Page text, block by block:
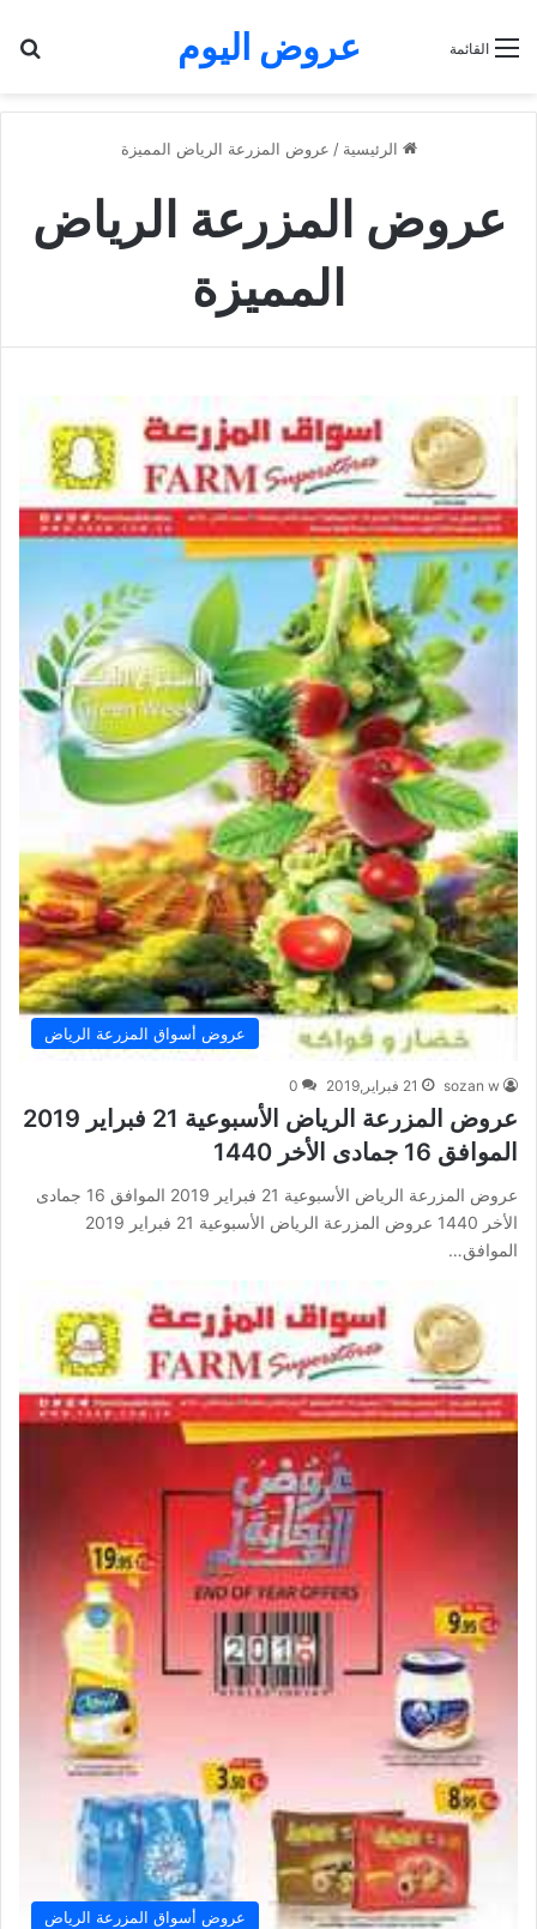
عروض اليوم القائمة
الرئيسية / عروض المزرعة الرياض المميزة
عروض المزرعة الرياض
المميزة
عروض أسواق المزرعة الرياض
sozan w 21 فبراير,2019 0
عروض المزرعة الرياض الأسبوعية 21 فبراير 2019
الموافق 16 جمادى الأخر 1440
عروض المزرعة الرياض الأسبوعية 21 فبراير 2019 الموافق 16 جمادى
الأخر 1440 عروض المزرعة الرياض الأسبوعية 21 فبراير 2019
الموافق…
عروض أسواق المزرعة الرياض